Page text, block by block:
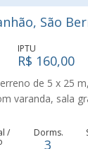
São
IPTU
R$ 160,00
de 5 x 25
varanda, sala
coberta
2 carros.
/ Dorms.
3